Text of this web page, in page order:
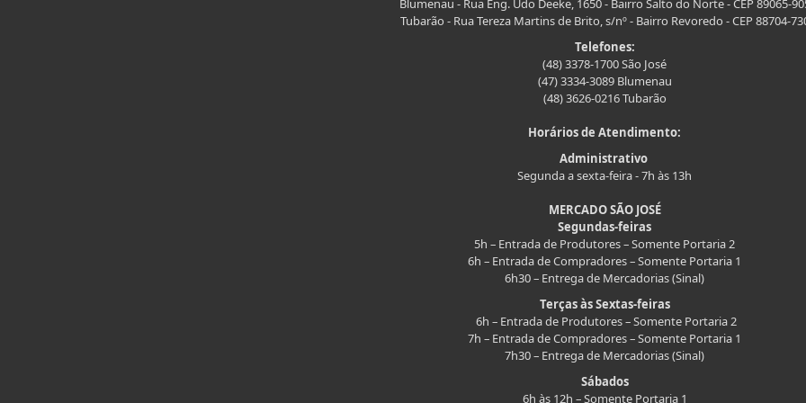
Blumenau - Rua Eng. Udo Deeke, 1650 - Bairro Salto do Norte - CEP 89065-
Tubarão - Rua Tereza Martins de Brito, s/nº - Bairro Revoredo - CEP 88704-
Telefones:
(48) 3378-1700 São José
(47) 3334-3089 Blumenau
(48) 3626-0216 Tubarão
Horários de Atendimento:
Administrativo
Segunda a sexta-feira - 7h às 13h
MERCADO SÃO JOSÉ
Segundas-feiras
5h – Entrada de Produtores – Somente Portaria 2
6h – Entrada de Compradores – Somente Portaria 1
6h30 – Entrega de Mercadorias (Sinal)
Terças às Sextas-feiras
6h – Entrada de Produtores – Somente Portaria 2
7h – Entrada de Compradores – Somente Portaria 1
7h30 – Entrega de Mercadorias (Sinal)
Sábados
6h às 12h – Somente Portaria 1